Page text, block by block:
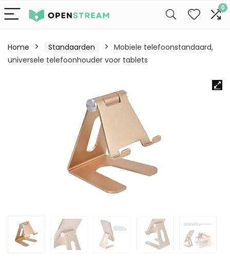
0
Home Standaarden
Mobiele telefoonstandaard,
universele telefoonhouder voor tablets